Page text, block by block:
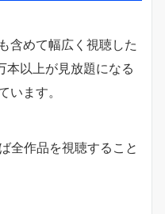
含めて幅広く視聴した
本以上が見放題になる
います。
全作品を視聴すること